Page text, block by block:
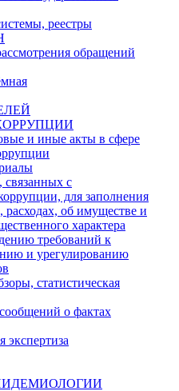
реестры
обращений
и иные акты в сфере
с
для заполнения
расходах, об имуществе и
характера
требований к
и урегулированию
статистическая
о фактах
экспертиза